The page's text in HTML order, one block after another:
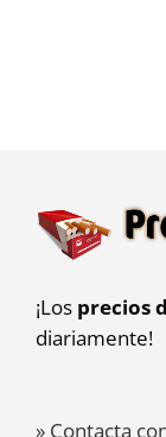
¡Los precios
diariamente!
» Contacta